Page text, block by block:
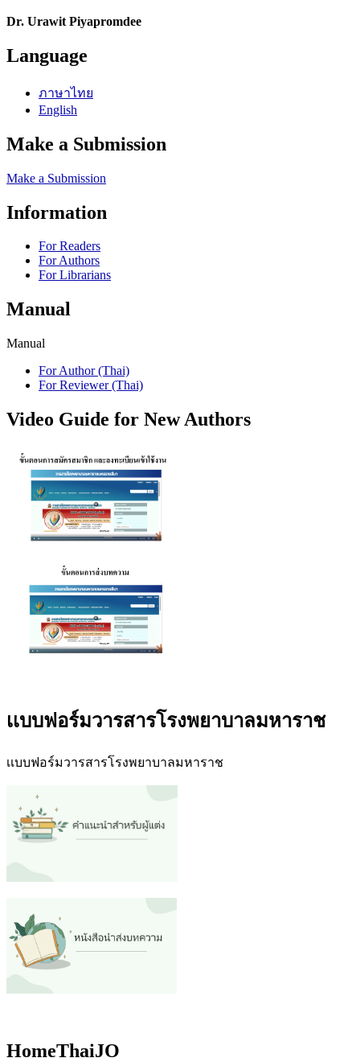
Dr. Urawit Piyapromdee
Language
ภาษาไทย
English
Make a Submission
Make a Submission
Information
For Readers
For Authors
For Librarians
Manual
Manual
For Author (Thai)
For Reviewer (Thai)
Video Guide for New Authors
เเบบฟอร์มวารสารโรงพยาบาลมหาราช
เเบบฟอร์มวารสารโรงพยาบาลมหาราช
HomeThaiJO